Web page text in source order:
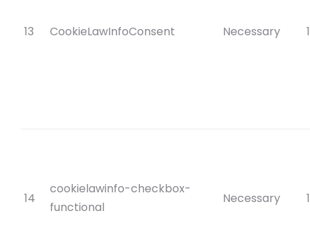
13 CookieLawInfoConsent Necessary
14
cookielawinfo-checkbox-
functional
Necessary